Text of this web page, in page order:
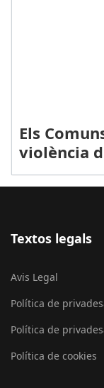
Els
violència
Textos legals
Avis Legal
Política de
Política de
Política de cookies